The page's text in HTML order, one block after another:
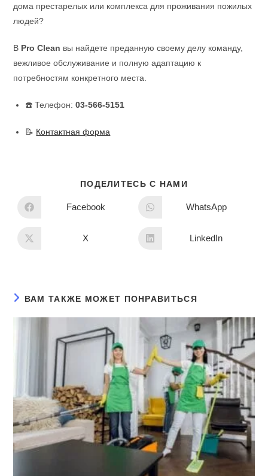
дома престарелых или комплекса для проживания пожилых
людей?
В Pro Clean вы найдете преданную своему делу команду,
вежливое обслуживание и полную адаптацию к
потребностям конкретного места.
☎️ Телефон:03-566-5151
📝 Контактная форма
ПОДЕЛИТЕСЬ С НАМИ
Facebook WhatsApp
X LinkedIn
ВАМ ТАКЖЕ МОЖЕТ ПОНРАВИТЬСЯ